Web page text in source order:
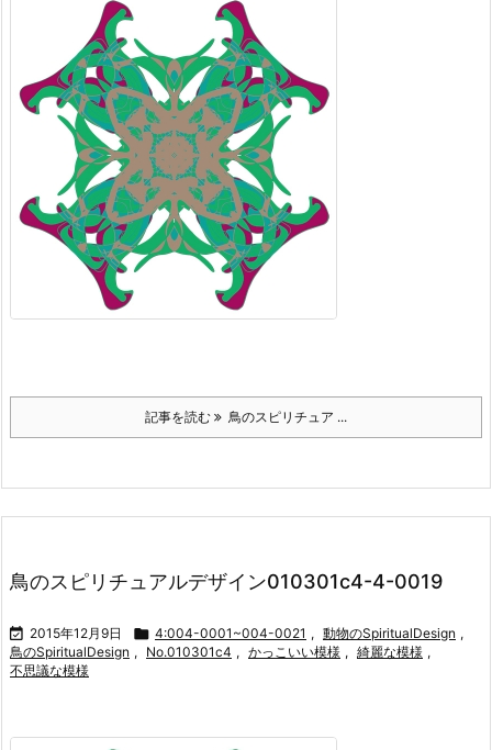
記事を読む 鳥のスピリチュア ...
鳥のスピリチュアルデザイン010301c4-4-0019
 2015年12月9日  4:004-0001~004-0021 , 動物のSpiritualDesign ,
鳥のSpiritualDesign , No.010301c4 , かっこいい模様 , 綺麗な模様 ,
不思議な模様